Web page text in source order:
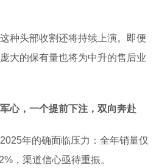
种头部收割还将持续上演。即便
大的保有量也将为中升的售后业
心，一个提前下注，双向奔赴
2025年的确面临压力：全年销量仅
，渠道信心亟待重振。